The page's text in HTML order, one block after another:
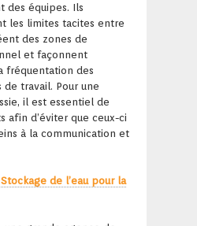
des équipes. Ils
les limites tacites entre
des zones de
et façonnent
fréquentation des
travail. Pour une
il est essentiel de
afin d’éviter que ceux-ci
à la communication et
Stockage de l’eau pour la